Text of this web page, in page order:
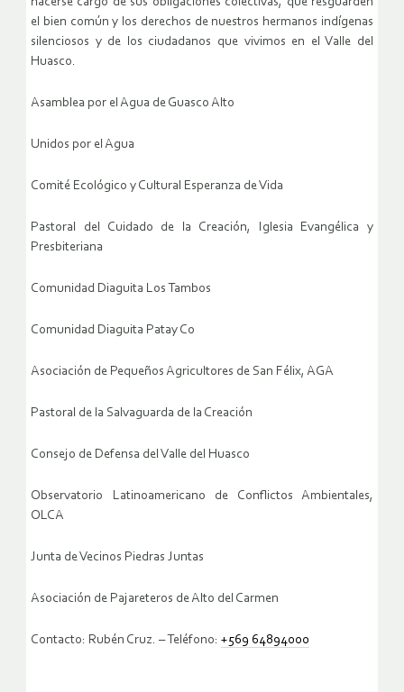
el bien común y los derechos de nuestros hermanos indígenas
silenciosos y de los ciudadanos que vivimos en el Valle del
Huasco.
Asamblea por el Agua de Guasco Alto
Unidos por el Agua
Comité Ecológico y Cultural Esperanza de Vida
Pastoral del Cuidado de la Creación, Iglesia Evangélica y
Presbiteriana
Comunidad Diaguita Los Tambos
Comunidad Diaguita Patay Co
Asociación de Pequeños Agricultores de San Félix, AGA
Pastoral de la Salvaguarda de la Creación
Consejo de Defensa del Valle del Huasco
Observatorio Latinoamericano de Conflictos Ambientales,
OLCA
Junta de Vecinos Piedras Juntas
Asociación de Pajareteros de Alto del Carmen
Contacto: Rubén Cruz. – Teléfono: +569 64894000